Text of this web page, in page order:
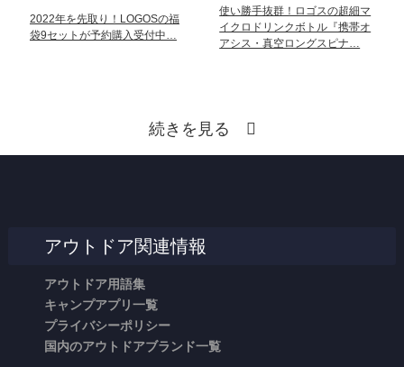
2022年を先取り！LOGOSの福
袋9セットが予約購入受付中…
使い勝手抜群！ロゴスの超細マ
イクロドリンクボトル『携帯オ
アシス・真空ロングスピナ…
続きを見る
アウトドア関連情報
アウトドア用語集
キャンプアプリ一覧
プライバシーポリシー
国内のアウトドアブランド一覧